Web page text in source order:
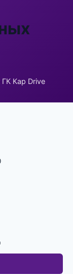
ГК Кар Drive